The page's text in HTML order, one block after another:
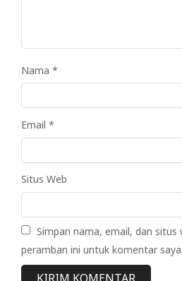
Nama *
Email *
Situs Web
Simpan nama, email, dan situs
peramban ini untuk komentar